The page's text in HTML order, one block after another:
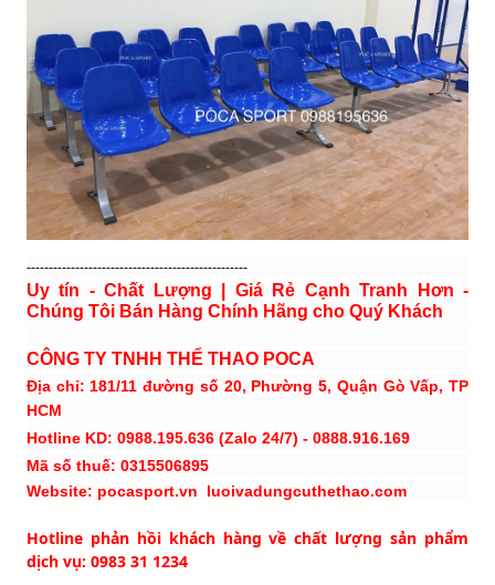
--------------------------------------------------
Uy tín - Chất Lượng | Giá Rẻ Cạnh Tranh Hơn -
Chúng Tôi Bán Hàng Chính Hãng cho Quý Khách
CÔNG TY TNHH THỂ THAO POCA
Địa chỉ: 181/11 đường số 20, Phường 5, Quận Gò Vấp, TP
HCM
Hotline KD: 0988.195.636 (Zalo 24/7) - 0888.916.169
Mã số thuế: 0315506895
Website: pocasport.vn luoivadungcuthethao.com
Hotline phản hồi khách hàng về chất lượng sản phẩm
dịch vụ: 0983 31 1234